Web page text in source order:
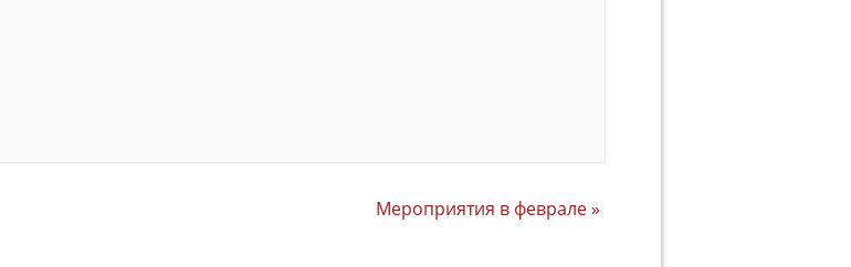
Мероприятия в феврале»